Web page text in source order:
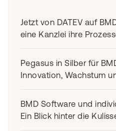
Jetzt von DATEV auf
eine Kanzlei ihre
Pegasus in Silber für
Innovation, Wachstum
BMD Software und
Ein Blick hinter die